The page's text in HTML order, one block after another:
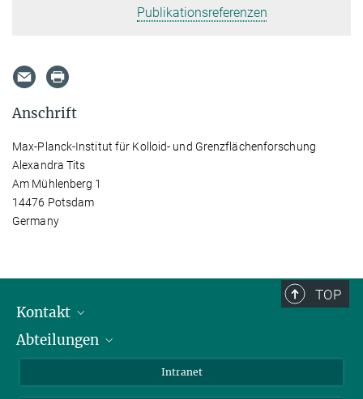
Publikationsreferenzen
Anschrift
Max-Planck-Institut für Kolloid- und Grenzflächenforschung
Alexandra Tits
Am Mühlenberg 1
14476 Potsdam
Germany
TOP
Kontakt
Mitarbeiterverzeichnis
Abteilungen
Intranet